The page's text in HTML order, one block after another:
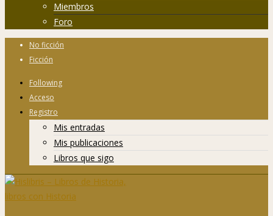
Miembros
Foro
No ficción
Ficción
Following
Acceso
Registro
Mis entradas
Mis publicaciones
Libros que sigo